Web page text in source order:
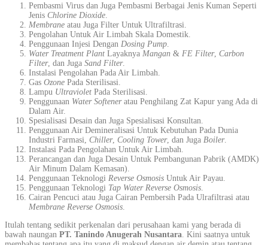
Pembasmi Virus dan Juga Pembasmi Berbagai Jenis Kuman Seperti
Jenis Chlorine Dioxide
Membrane atau Juga Filter Untuk Ultrafiltrasi.
Pengolahan Untuk Air Limbah Skala Domestik.
Penggunaan Injesi Dengan Dosing Pump
Water Treatment Plant Layaknya Mangan & FE Filter, Carbon
Filter, dan Juga Sand Filter.
Instalasi Pengolahan Pada Air Limbah.
Gas Ozone Pada Sterilisasi.
Lampu Ultraviolet Pada Sterilisasi.
Penggunaan Water Softeneratau Penghilang Zat Kapur yang Ada di
Dalam Air.
Spesialisasi Desain dan Juga Spesialisasi Konsultan.
Penggunaan Air Demineralisasi Untuk Kebutuhan Pada Dunia
Industri Farmasi, Chiller, Cooling Tower, dan Juga Boiler.
Instalasi Pada Pengolahan Untuk Air Limbah.
Perancangan dan Juga Desain Untuk Pembangunan Pabrik (AMDK)
Air Minum Dalam Kemasan).
Penggunaan Teknologi Reverse Osmosis Untuk Air Payau.
Penggunaan Teknologi Tap Water Reverse Osmosis
Cairan Pencuci atau Juga Cairan Pembersih Pada Ulrafiltrasi atau
Membrane Reverse Osmosis
Itulah tentang sedikit perkenalan dari perusahaan kami yang berada di
bawah naungan PT. Tanindo Anugerah Nusantara . Kini saatnya untuk